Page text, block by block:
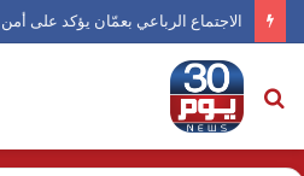
الاجتماع الرباعي بعمّان يؤكد على أمن
بحث
عن